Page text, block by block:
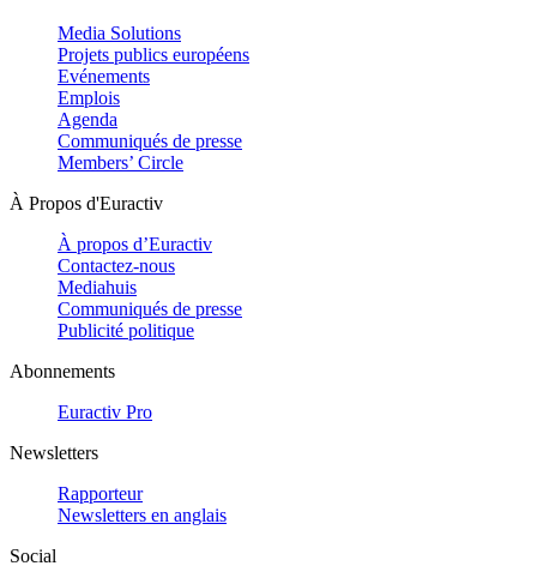
Media Solutions
Projets publics européens
Evénements
Emplois
Agenda
Communiqués de presse
Members’ Circle
À Propos d'Euractiv
À propos d’Euractiv
Contactez-nous
Mediahuis
Communiqués de presse
Publicité politique
Abonnements
Euractiv Pro
Newsletters
Rapporteur
Newsletters en anglais
Social